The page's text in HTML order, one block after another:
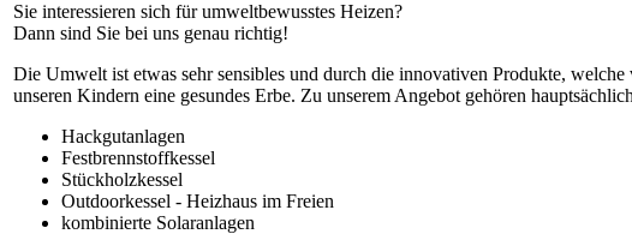
Sie interessieren sich für umweltbewusstes Heizen?
Dann sind Sie bei uns genau richtig!
Die Umwelt ist etwas sehr sensibles und durch die innovativen Produkte,
unseren Kindern eine gesundes Erbe. Zu unserem Angebot gehören hauptsächlich
Hackgutanlagen
Festbrennstoffkessel
Stückholzkessel
Outdoorkessel - Heizhaus im Freien
kombinierte Solaranlagen